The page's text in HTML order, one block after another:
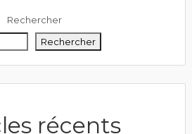
Rechercher
Rechercher
récents